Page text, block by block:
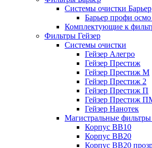
Системы очистки Барьер
Барьер профи
Комплектующие к
Фильтры Гейзер
Системы очистки
Гейзер Алегро
Гейзер Престиж
Гейзер Престиж М
Гейзер Престиж 2
Гейзер Престиж П
Гейзер Престиж
Гейзер Нанотек
Магистральные фильтры
Корпус ВВ10
Корпус ВВ20
Корпус ВВ20